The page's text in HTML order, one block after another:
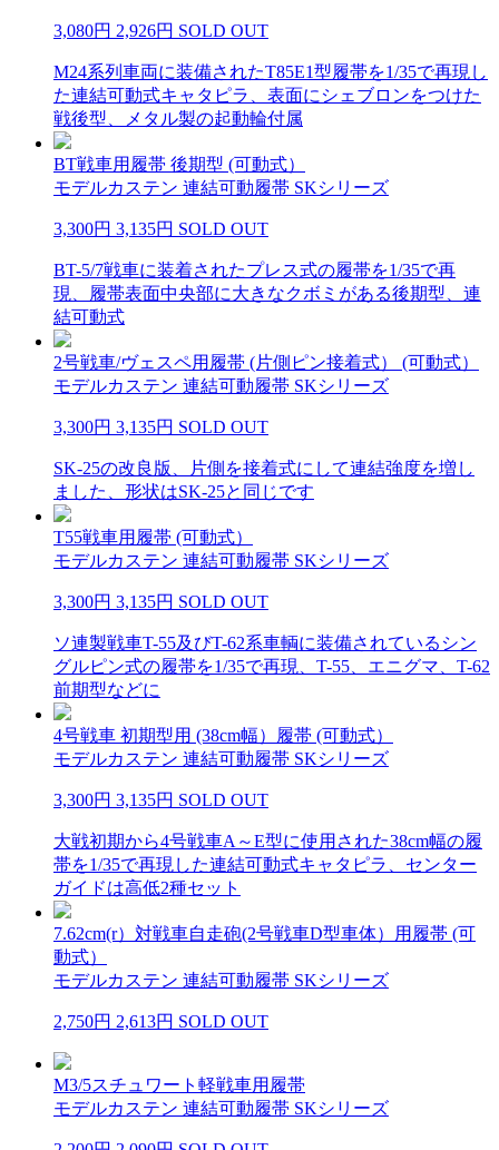
3,080円 2,926円 SOLD OUT
M24系列車両に装備されたT85E1型履帯を1/35で再現し
た連結可動式キャタピラ、表面にシェブロンをつけた
戦後型、メタル製の起動輪付属
BT戦車用履帯 後期型 (可動式）
モデルカステン 連結可動履帯 SKシリーズ
3,300円 3,135円 SOLD OUT
BT-5/7戦車に装着されたプレス式の履帯を1/35で再
現、履帯表面中央部に大きなクボミがある後期型、連
結可動式
2号戦車/ヴェスペ用履帯 (片側ピン接着式） (可動式）
モデルカステン 連結可動履帯 SKシリーズ
3,300円 3,135円 SOLD OUT
SK-25の改良版、片側を接着式にして連結強度を増し
ました、形状はSK-25と同じです
T55戦車用履帯 (可動式）
モデルカステン 連結可動履帯 SKシリーズ
3,300円 3,135円 SOLD OUT
ソ連製戦車T-55及びT-62系車輌に装備されているシン
グルピン式の履帯を1/35で再現、T-55、エニグマ、T-62
前期型などに
4号戦車 初期型用 (38cm幅）履帯 (可動式）
モデルカステン 連結可動履帯 SKシリーズ
3,300円 3,135円 SOLD OUT
大戦初期から4号戦車A～E型に使用された38cm幅の履
帯を1/35で再現した連結可動式キャタピラ、センター
ガイドは高低2種セット
7.62cm(r）対戦車自走砲(2号戦車D型車体）用履帯 (可
動式）
モデルカステン 連結可動履帯 SKシリーズ
2,750円 2,613円 SOLD OUT
M3/5スチュワート軽戦車用履帯
モデルカステン 連結可動履帯 SKシリーズ